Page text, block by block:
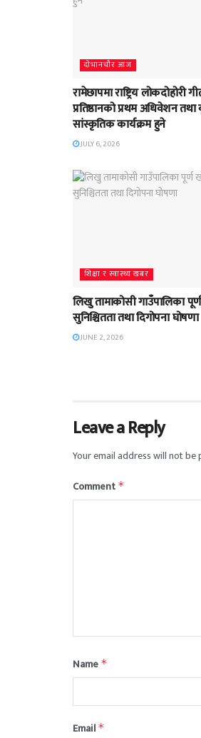
दाेभानचाैर आज
रामेछापमा राष्ट्रिय लोकदोहोरी
प्रतिष्ठानको प्रथम अधिवेशन
सांस्कृतिक कार्यक्रम हुने
JULY 6, 2026
शिक्षा र स्वास्थ्य खबर
लिखु तामाकोसी गाउँपालिका
सुनिश्चितता तथा दिगोपना घोषणा
JUNE 2, 2026
Leave a Reply
Your email address will not be
Comment *
Name *
Email *